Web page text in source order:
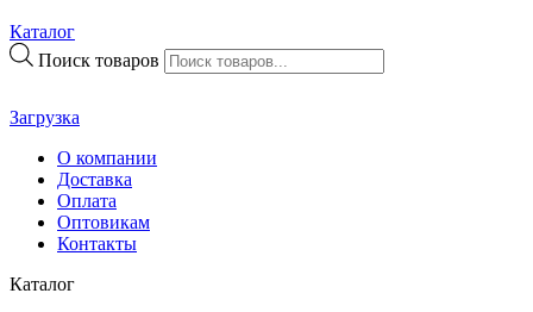
Каталог
Поиск товаров
Загрузка
О компании
Доставка
Оплата
Оптовикам
Контакты
Каталог